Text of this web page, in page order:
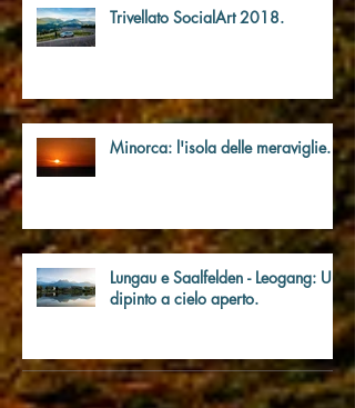
Trivellato SocialArt 2018.
Minorca: l'isola delle meraviglie.
Lungau e Saalfelden - Leogang: Un
dipinto a cielo aperto.